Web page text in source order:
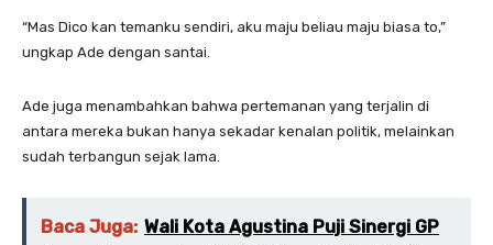
“Mas Dico kan temanku sendiri, aku maju beliau maju biasa to,”
ungkap Ade dengan santai.
Ade juga menambahkan bahwa pertemanan yang terjalin di
antara mereka bukan hanya sekadar kenalan politik, melainkan
sudah terbangun sejak lama.
Baca Juga: Wali Kota Agustina Puji Sinergi GP